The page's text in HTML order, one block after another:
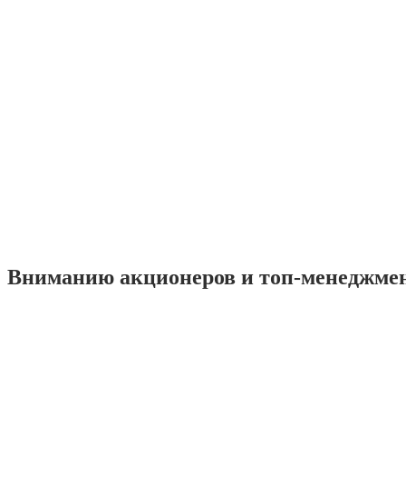
Вниманию акционеров и топ-